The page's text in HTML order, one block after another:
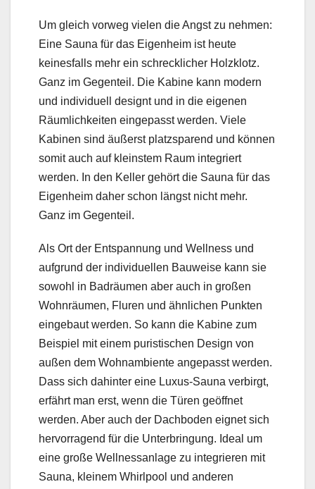
Um gleich vorweg vielen die Angst zu nehmen:
Eine Sauna für das Eigenheim ist heute
keinesfalls mehr ein schrecklicher Holzklotz.
Ganz im Gegenteil. Die Kabine kann modern
und individuell designt und in die eigenen
Räumlichkeiten eingepasst werden. Viele
Kabinen sind äußerst platzsparend und können
somit auch auf kleinstem Raum integriert
werden. In den Keller gehört die Sauna für das
Eigenheim daher schon längst nicht mehr.
Ganz im Gegenteil.
Als Ort der Entspannung und Wellness und
aufgrund der individuellen Bauweise kann sie
sowohl in Badräumen aber auch in großen
Wohnräumen, Fluren und ähnlichen Punkten
eingebaut werden. So kann die Kabine zum
Beispiel mit einem puristischen Design von
außen dem Wohnambiente angepasst werden.
Dass sich dahinter eine Luxus-Sauna verbirgt,
erfährt man erst, wenn die Türen geöffnet
werden. Aber auch der Dachboden eignet sich
hervorragend für die Unterbringung. Ideal um
eine große Wellnessanlage zu integrieren mit
Sauna, kleinem Whirlpool und anderen